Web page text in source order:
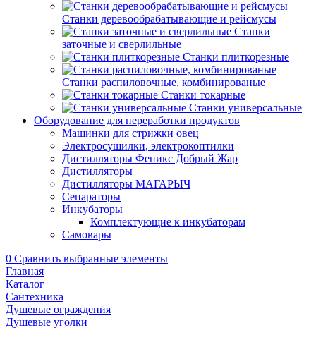
Станки деревообрабатывающие и рейсмусы
Станки
заточные и сверлильные
Станки плиткорезные
Станки распиловочные, комбинированые
Станки токарные
Станки универсальные
Оборудование для переработки продуктов
Машинки для стрижки овец
Электросушилки, электрокоптилки
Дистилляторы Феникс Добрый Жар
Дистилляторы
Дистилляторы МАГАРЫЧ
Сепараторы
Инкубаторы
Комплектующие к инкубаторам
Самовары
0 Сравнить выбранные элементы
Главная
Каталог
Сантехника
Душевые ограждения
Душевые уголки